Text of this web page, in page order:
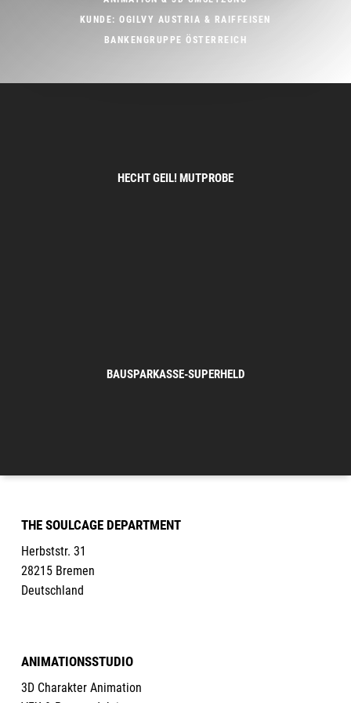
KUNDE: OGILVY AUSTRIA & RAIFFEISEN
BANKENGRUPPE ÖSTERREICH
HECHT GEIL! MUTPROBE
BAUSPARKASSE-SUPERHELD
THE SOULCAGE DEPARTMENT
Herbststr. 31
28215 Bremen
Deutschland
ANIMATIONSSTUDIO
3D Charakter Animation